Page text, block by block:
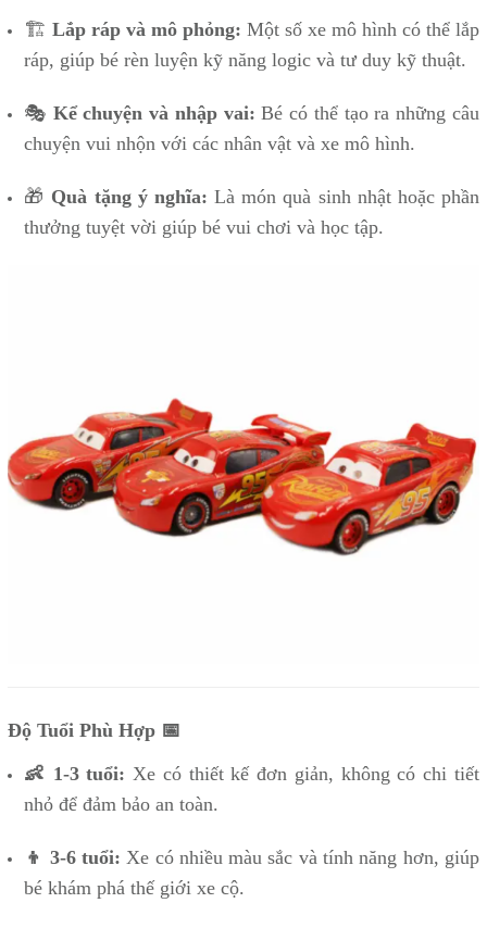
🏗 Lắp ráp và mô phỏng: Một số xe mô hình có thể lắp
ráp, giúp bé rèn luyện kỹ năng logic và tư duy kỹ thuật.
🎭 Kể chuyện và nhập vai:Bé có thể tạo ra những câu
chuyện vui nhộn với các nhân vật và xe mô hình.
🎁 Quà tặng ý nghĩa: Là món quà sinh nhật hoặc phần
thưởng tuyệt vời giúp bé vui chơi và học tập.
Độ Tuổi Phù Hợp 📅
👶 1-3 tuổi: Xe có thiết kế đơn giản, không có chi tiết
nhỏ để đảm bảo an toàn.
👦 3-6 tuổi: Xe có nhiều màu sắc và tính năng hơn, giúp
bé khám phá thế giới xe cộ.